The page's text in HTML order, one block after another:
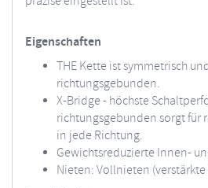
Eigenschaften
THE Kette ist symmetrisch
richtungsgebunden.
X-Bridge - höchste
richtungsgebunden sorgt für
in jede Richtung.
Gewichtsreduzierte Innen-
Nieten: Vollnieten